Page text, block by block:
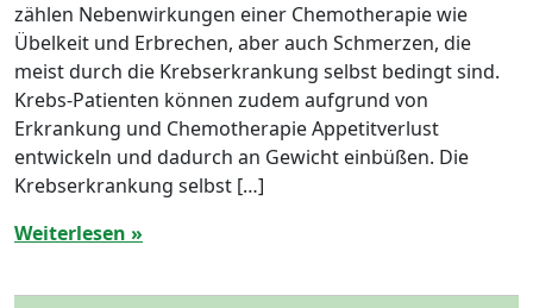
zählen Nebenwirkungen einer Chemotherapie wie
Übelkeit und Erbrechen, aber auch Schmerzen, die
meist durch die Krebserkrankung selbst bedingt sind.
Krebs-Patienten können zudem aufgrund von
Erkrankung und Chemotherapie Appetitverlust
entwickeln und dadurch an Gewicht einbüßen. Die
Krebserkrankung selbst […]
Weiterlesen »